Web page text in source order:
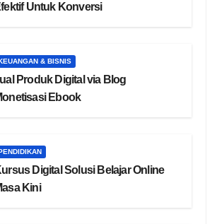
Untuk Konversi
& BISNIS
Produk Digital via Blog
Ebook
Digital Solusi Belajar Online
Kini